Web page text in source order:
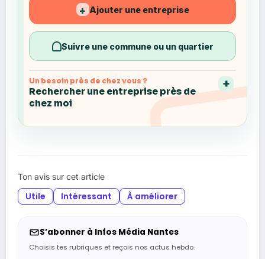
+ Ajouter une entreprise
Suivre une commune ou un quartier
Un besoin près de chez vous ?
Rechercher une entreprise près de
chez moi
Ton avis sur cet article
Utile Intéressant À améliorer
S’abonner à Infos Média Nantes
Choisis tes rubriques et reçois nos actus hebdo.